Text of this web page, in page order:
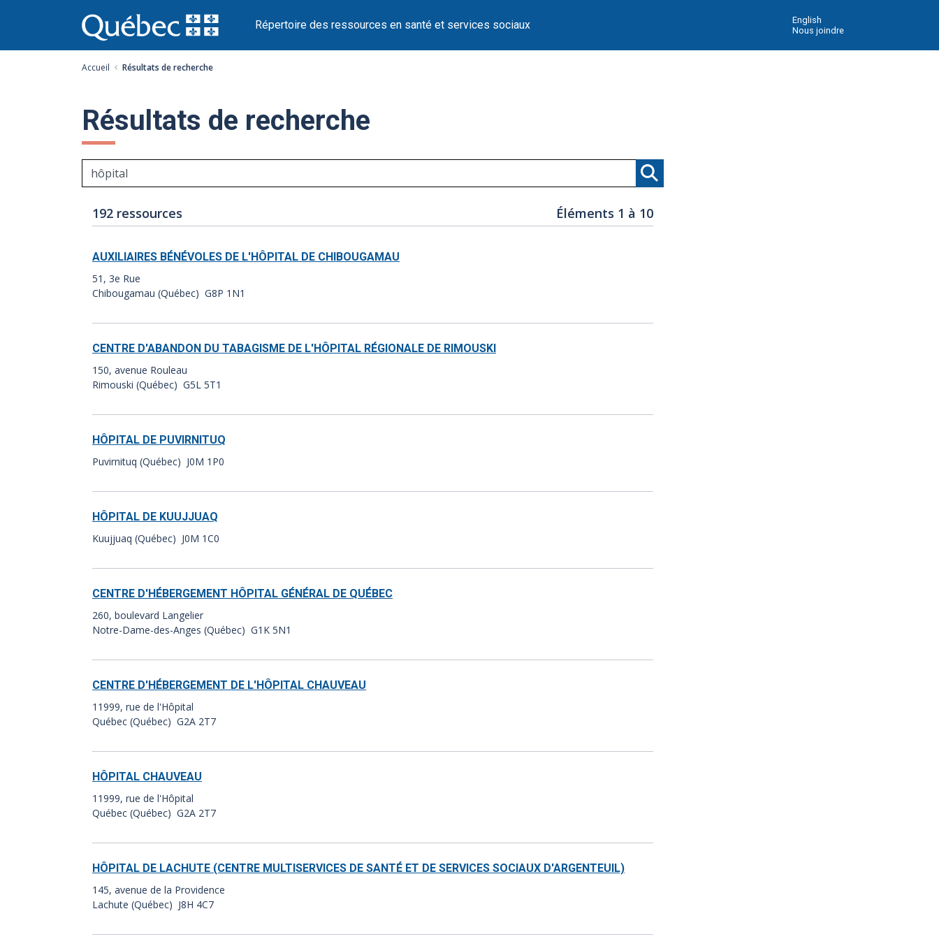
au
contenu
Répertoire des ressources en santé et services sociaux
English
Nous joindre
Accueil Résultats de recherche
Résultats de recherche
Recherche
Nombre
de
résultats:
192 ressources
Index
des
résultats:
Éléments 1 à 10
AUXILIAIRES BÉNÉVOLES DE L'HÔPITAL DE CHIBOUGAMAU
51, 3e Rue
Chibougamau (Québec) G8P 1N1
CENTRE D'ABANDON DU TABAGISME DE L'HÔPITAL RÉGIONALE DE RIMOUSKI
150, avenue Rouleau
Rimouski (Québec) G5L 5T1
HÔPITAL DE PUVIRNITUQ
Puvirnituq (Québec) J0M 1P0
HÔPITAL DE KUUJJUAQ
Kuujjuaq (Québec) J0M 1C0
CENTRE D'HÉBERGEMENT HÔPITAL GÉNÉRAL DE QUÉBEC
260, boulevard Langelier
Notre-Dame-des-Anges (Québec) G1K 5N1
CENTRE D'HÉBERGEMENT DE L'HÔPITAL CHAUVEAU
11999, rue de l'Hôpital
Québec (Québec) G2A 2T7
HÔPITAL CHAUVEAU
11999, rue de l'Hôpital
Québec (Québec) G2A 2T7
HÔPITAL DE LACHUTE (CENTRE MULTISERVICES DE SANTÉ ET DE SERVICES SOCIAUX D'ARGENTEUIL)
145, avenue de la Providence
Lachute (Québec) J8H 4C7